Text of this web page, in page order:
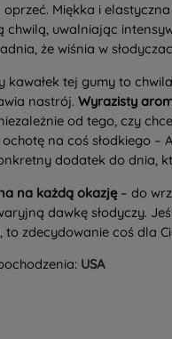
oprzeć. Miękka i
chwilą, uwalniając
że wiśnia w
kawałek tej gumy to
nastrój. Wyrazisty
od tego, czy
na coś słodkiego –
dodatek do dnia,
na każdą okazję– do
dawkę słodyczy.
to zdecydowanie coś dla
USA